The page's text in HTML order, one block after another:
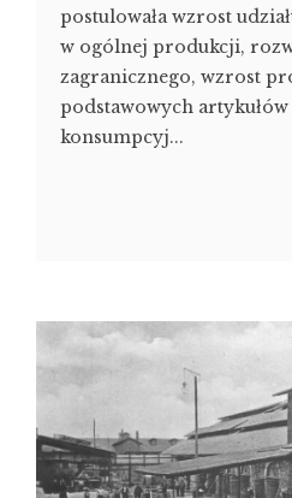
postulowała wzrost
w ogólnej produkcji,
zagranicznego, wzrost
podstawowych artykułów
konsumpcyj...